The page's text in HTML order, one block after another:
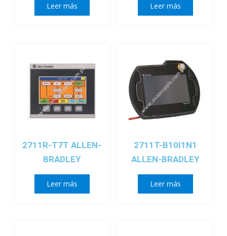
Leer más Leer más
2711R-T7T ALLEN-
BRADLEY
Leer más
2711T-B10I1N1
ALLEN-BRADLEY
Leer más